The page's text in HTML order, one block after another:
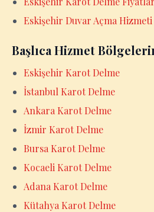
Eskişehir Duvar Açma Hizmeti
Başlıca Hizmet
Eskişehir Karot Delme
İstanbul Karot Delme
Ankara Karot Delme
İzmir Karot Delme
Bursa Karot Delme
Kocaeli Karot Delme
Adana Karot Delme
Kütahya Karot Delme